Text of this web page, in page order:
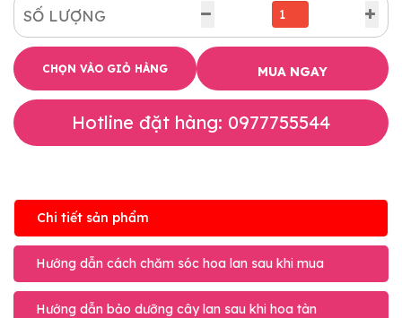
SỐ LƯỢNG
CHỌN VÀO GIỎ HÀNG MUA NGAY
Hotline đặt hàng: 0977755544
Chi tiết sản phẩm
Hướng dẫn cách chăm sóc hoa lan sau khi mua
Hướng dẫn bảo dưỡng cây lan sau khi hoa tàn